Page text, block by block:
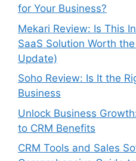
for Your Business?
Mekari Review: Is This
SaaS Solution Worth
Update)
Soho Review: Is It the
Business
Unlock Business
to CRM Benefits
CRM Tools and Sales